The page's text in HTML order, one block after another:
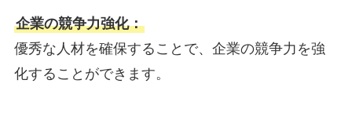
企業の競争力強化：
優秀な人材を確保することで、企業の競争力を強
化することができます。